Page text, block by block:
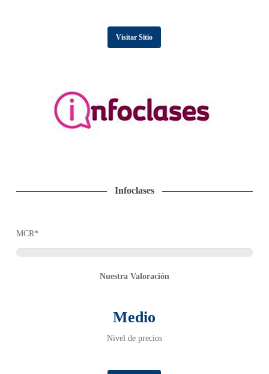
Visitar Sitio
Infoclases
MCR*
Nuestra Valoración
Medio
Nivel de precios